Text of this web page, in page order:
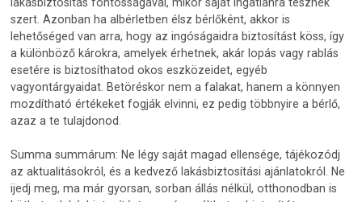
szert. Azonban ha albérletben élsz bérlőként, akkor is
lehetőséged van arra, hogy az ingóságaidra biztosítást köss, így
a különböző károkra, amelyek érhetnek, akár lopás vagy rablás
esetére is biztosíthatod okos eszközeidet, egyéb
vagyontárgyaidat. Betöréskor nem a falakat, hanem a könnyen
mozdítható értékeket fogják elvinni, ez pedig többnyire a bérlő,
azaz a te tulajdonod.
Summa summárum: Ne légy saját magad ellensége, tájékozódj
az aktualitásokról, és a kedvező lakásbiztosítási ajánlatokról. Ne
ijedj meg, ma már gyorsan, sorban állás nélkül, otthonodban is